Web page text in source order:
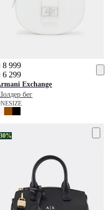
8 999
6 299
Exchange
бег